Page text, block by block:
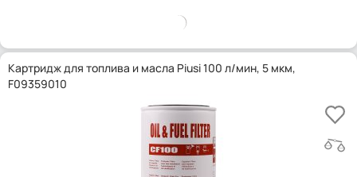
Картридж для топлива и масла Piusi 100 л/мин, 5 мкм,
F09359010